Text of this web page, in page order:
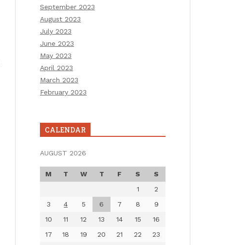
September 2023
August 2023
July 2023
June 2023
May 2023
April 2023
March 2023
February 2023
CALENDAR
AUGUST 2026
M T W T F S
S
1
2
3
4 5 6 7 8
9
10
11 12 13 14 15
16
17
18 19 20 21 22
23